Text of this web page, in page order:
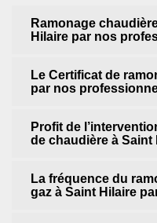
Ramonage
Hilaire par nos
Le Certificat de
par nos
Profit de
de chaudière à Saint
La fréquence du
gaz à Saint Hilaire